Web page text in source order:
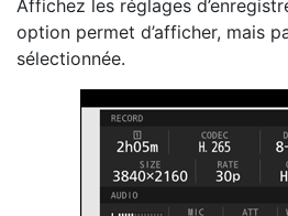
Affichez les réglages
option permet d’afficher, mais
sélectionnée.